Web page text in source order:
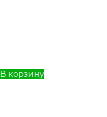
В корзину